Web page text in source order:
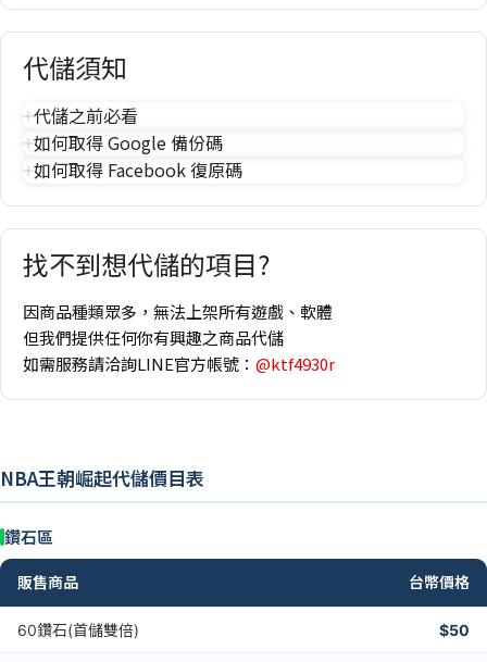
代儲須知
代儲之前必看
如何取得 Google 備份碼
如何取得 Facebook 復原碼
找不到想代儲的項目?
因商品種類眾多，無法上架所有遊戲、軟體
但我們提供任何你有興趣之商品代儲
如需服務請洽詢LINE官方帳號： @ktf4930r
NBA王朝崛起代儲價目表
鑽石區
販售商品 台幣價格
60鑽石(首儲雙倍) $50